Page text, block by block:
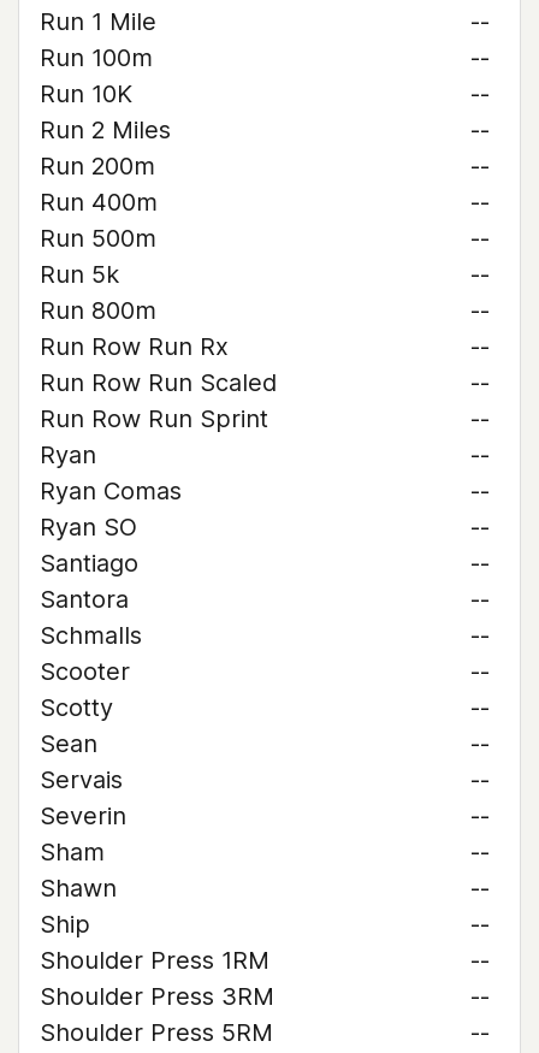
Run 1 Mile
--
Run 100m
--
Run 10K
--
Run 2 Miles
--
Run 200m
--
Run 400m
--
Run 500m
--
Run 5k
--
Run 800m
--
Run Row Run Rx
--
Run Row Run Scaled
--
Run Row Run Sprint
--
Ryan
--
Ryan Comas
--
Ryan SO
--
Santiago
--
Santora
--
Schmalls
--
Scooter
--
Scotty
--
Sean
--
Servais
--
Severin
--
Sham
--
Shawn
--
Ship
--
Shoulder Press 1RM
--
Shoulder Press 3RM
--
Shoulder Press 5RM
--